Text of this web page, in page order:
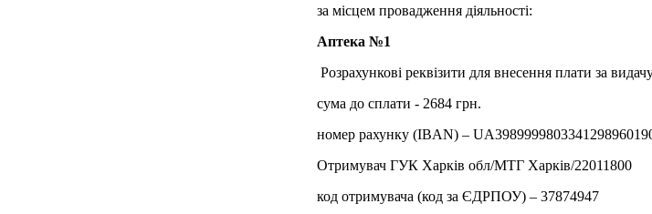
за місцем провадження діяльності:
Аптека №1
Розрахункові реквізити для внесення плати за видачу
сума до сплати - 2684 грн.
номер рахунку (IBAN) –
Отримувач ГУК Харків обл/МТГ Харкiв/22011800
код отримувача (код за ЄДРПОУ) – 37874947